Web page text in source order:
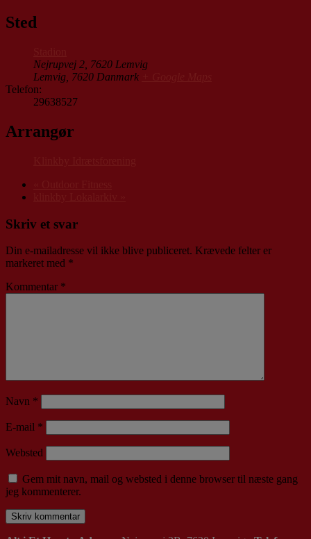
Sted
Nejrupvej 2, 7620 Lemvig
Lemvig 7620 Danmark
Telefon:
29638527
Arrangør
Skriv et svar
Din e-mailadresse vil ikke blive publiceret. Krævede felter er
markeret med *
Kommentar *
Navn *
E-mail *
Websted
Gem mit navn, mail og websted i denne browser til næste gang
jeg kommenterer.